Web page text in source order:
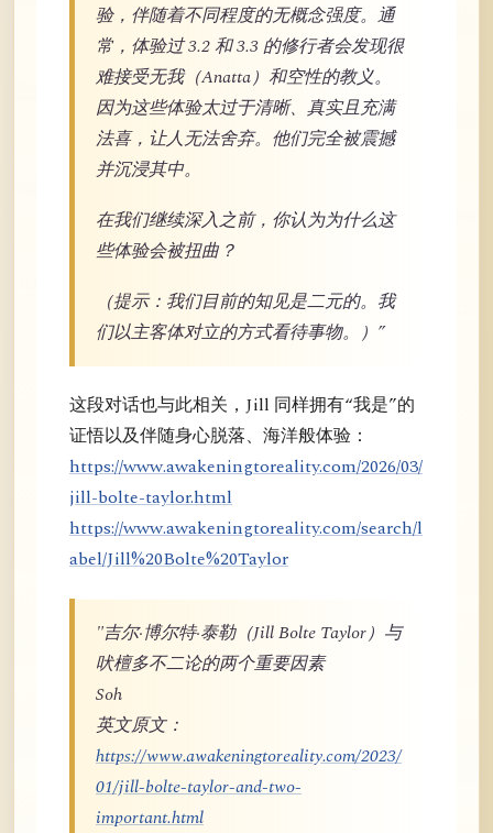
验，伴随着不同程度的无概念强度。通
常，体验过 3.2 和 3.3 的修行者会发现很
难接受无我（Anatta）和空性的教义。
因为这些体验太过于清晰、真实且充满
法喜，让人无法舍弃。他们完全被震撼
并沉浸其中。
在我们继续深入之前，你认为为什么这
些体验会被扭曲？
（提示：我们目前的知见是二元的。我
们以主客体对立的方式看待事物。）”
这段对话也与此相关，Jill 同样拥有“我是”的
证悟以及伴随身心脱落、海洋般体验：
https://www.awakeningtoreality.com/2026/03/
jill-bolte-taylor.html
https://www.awakeningtoreality.com/search/l
abel/Jill%20Bolte%20Taylor
"吉尔·博尔特·泰勒（Jill Bolte Taylor）与
吠檀多不二论的两个重要因素
Soh
英文原文：
https://www.awakeningtoreality.com/2023/
01/jill-bolte-taylor-and-two-
important.html